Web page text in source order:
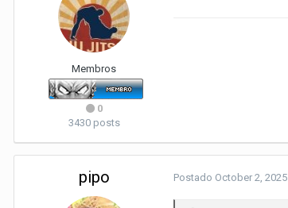
Membros
0
3430 posts
pipo Postado October 2, 2025